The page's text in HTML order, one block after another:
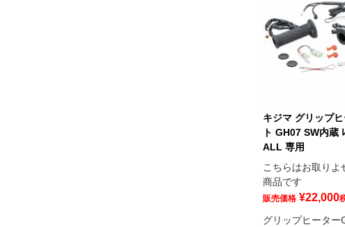
キジマ グリップ
ト GH07 SW内蔵
ALL 専用
こちらはお取りよ
商品です
販売価格 ¥22,000
グリップヒーター